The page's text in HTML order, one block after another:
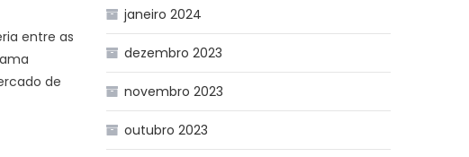
entre as
de
janeiro 2024
dezembro 2023
novembro 2023
outubro 2023